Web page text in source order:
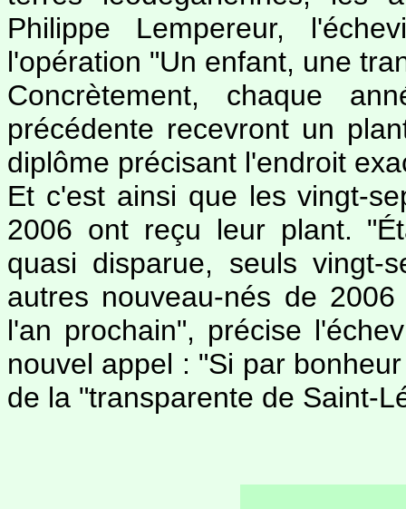
Philippe Lempereur,
l'opération "Un enfant, une
Concrètement, chaque
précédente recevront un
diplôme précisant l'endroit
Et c'est ainsi que les vingt-
2006 ont reçu leur plant.
quasi disparue, seuls
autres nouveau-nés de
l'an prochain", précise
nouvel appel : "Si par
de la "transparente de Saint-